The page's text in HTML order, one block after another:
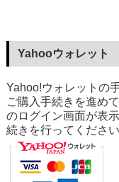
Yahooウォレット
Yahoo!ウォレットの
ご購入手続きを進め
のログイン画面が表
続きを行ってください